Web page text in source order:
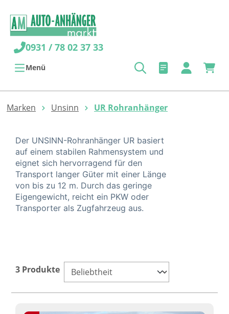
0931 / 78 02 37 33
Menü
Marken Unsinn UR Rohranhänger
Der UNSINN-Rohranhänger UR basiert
auf einem stabilen Rahmensystem und
eignet sich hervorragend für den
Transport langer Güter mit einer Länge
von bis zu 12 m. Durch das geringe
Eigengewicht, reicht ein PKW oder
Transporter als Zugfahrzeug aus.
3 Produkte